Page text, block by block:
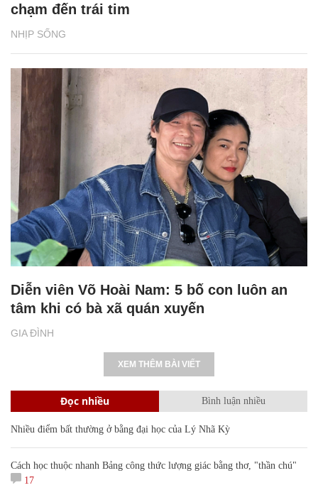
NHỊP SỐNG
chạm đến trái tim
GIA ĐÌNH
Diễn viên Võ Hoài Nam: 5 bố con luôn an
tâm khi có bà xã quán xuyến
XEM THÊM BÀI VIẾT
Đọc nhiều Bình luận nhiều
Nhiều điểm bất thường ở bằng đại học của Lý Nhã Kỳ
Cách học thuộc nhanh Bảng công thức lượng giác bằng thơ, "thần chú"
17